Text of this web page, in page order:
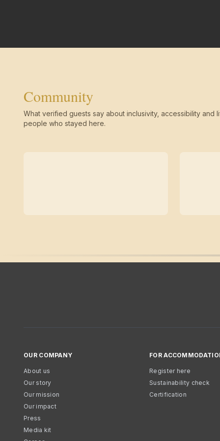
Community
What verified guests say about inclusivity, accessibility and
people who stayed here.
OUR COMPANY
About us
Our story
Our mission
Our impact
Press
Media kit
FOR
Register here
Sustainability check
Certification